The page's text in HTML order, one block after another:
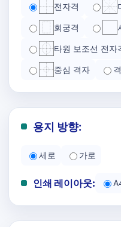
전자격
회궁격
타원 보조선 전자
중심 격자
용지 방향:
세로 가로
인쇄 레이아웃: